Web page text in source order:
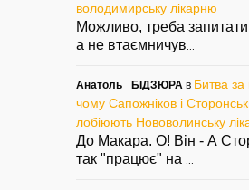
володимирську лікарню
Можливо, треба
а не втаємничув
Анатоль_ БІДЗЮРА в Битва за
чому Сапожніков і
лобіюють Нововолинську
До Макара. О! Він - А
так "працює" на